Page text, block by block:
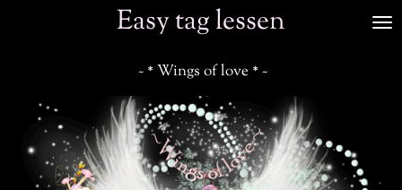
hoofdinhoud
Easy tag lessen
~ * Wings of love * ~